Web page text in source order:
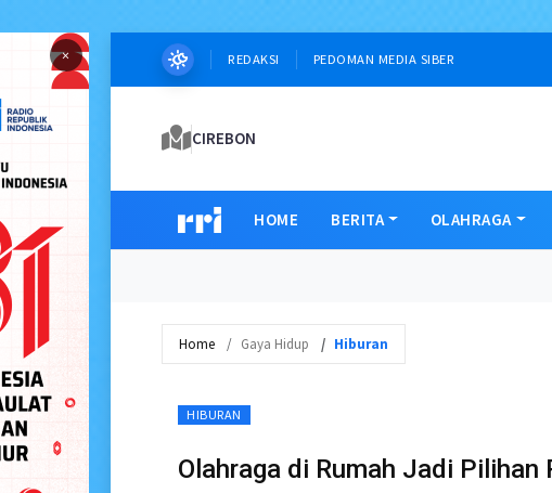
× REDAKSI PEDOMAN MEDIA SIBER
CIREBON
HOME BERITA OLAHRAGA
Home Gaya Hidup Hiburan
HIBURAN
Olahraga di Rumah Jadi